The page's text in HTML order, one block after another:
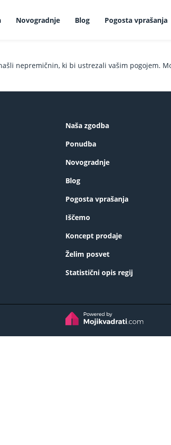
Novogradnje Blog Pogosta vprašanja
nepremičnin, ki bi ustrezali vašim pogojem.
Naša zgodba
Ponudba
Novogradnje
Blog
Pogosta vprašanja
Iščemo
Koncept prodaje
Želim posvet
Statistični opis regij